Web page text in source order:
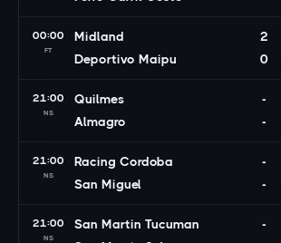
00:00
FT
Midland
2
Deportivo Maipu
0
21:00
NS
Quilmes
-
Almagro
-
21:00
NS
Racing Cordoba
-
San Miguel
-
21:00
NS
San Martin Tucuman
-